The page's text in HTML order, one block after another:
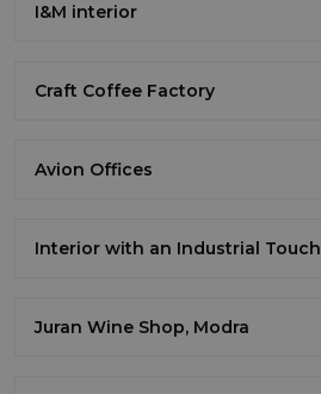
I&M interior
Craft Coffee Factory
Avion Offices
Interior with an Industrial Touch
Juran Wine Shop, Modra